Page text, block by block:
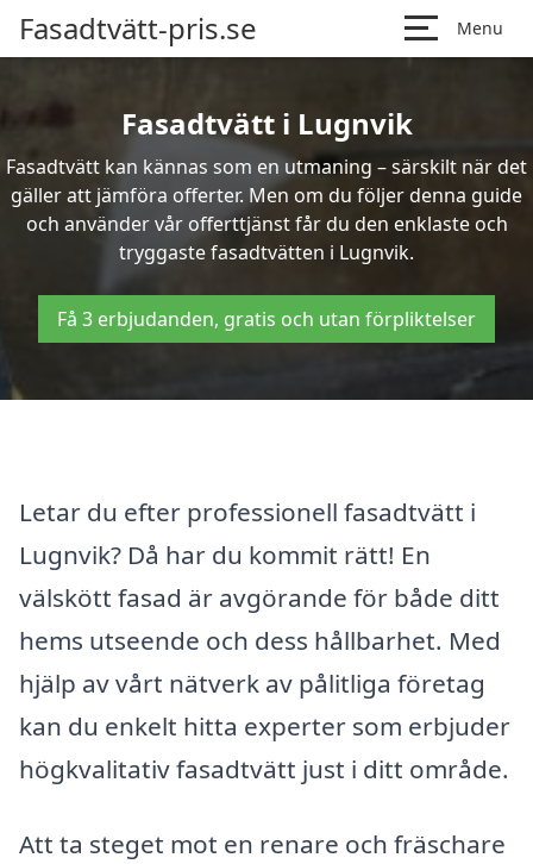
Fasadtvätt-pris.se Menu
Fasadtvätt i Lugnvik
Fasadtvätt kan kännas som en utmaning – särskilt när det
gäller att jämföra offerter. Men om du följer denna guide
och använder vår offerttjänst får du den enklaste och
tryggaste fasadtvätten i Lugnvik.
Få 3 erbjudanden, gratis och utan förpliktelser
Letar du efter professionell fasadtvätt i
Lugnvik? Då har du kommit rätt! En
välskött fasad är avgörande för både ditt
hems utseende och dess hållbarhet. Med
hjälp av vårt nätverk av pålitliga företag
kan du enkelt hitta experter som erbjuder
högkvalitativ fasadtvätt just i ditt område.
Att ta steget mot en renare och fräschare